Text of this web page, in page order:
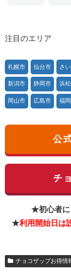
注目のエリア
札幌市 仙台市 さ
新潟市 静岡市 浜
岡山市 広島市 福
公
チ
★初心者に
★利用開始日は
チョコザップお得情